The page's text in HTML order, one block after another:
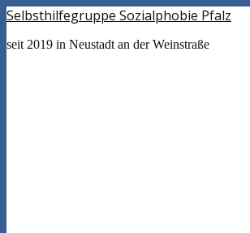
Selbsthilfegruppe Sozialphobie Pfalz
seit 2019 in Neustadt an der Weinstraße